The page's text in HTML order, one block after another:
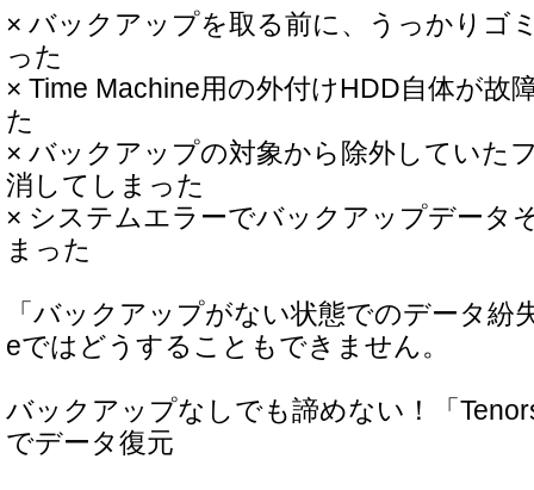
× バックアップを取る前に、うっかりゴ
った
× Time Machine用の外付けHDD自体が故
た
× バックアップの対象から除外していた
消してしまった
× システムエラーでバックアップデータ
まった
「バックアップがない状態でのデータ紛
eではどうすることもできません。
バックアップなしでも諦めない！「
でデータ復元